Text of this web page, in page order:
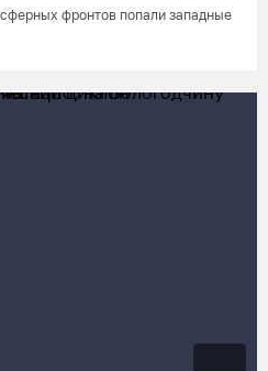
фронтов попали западные